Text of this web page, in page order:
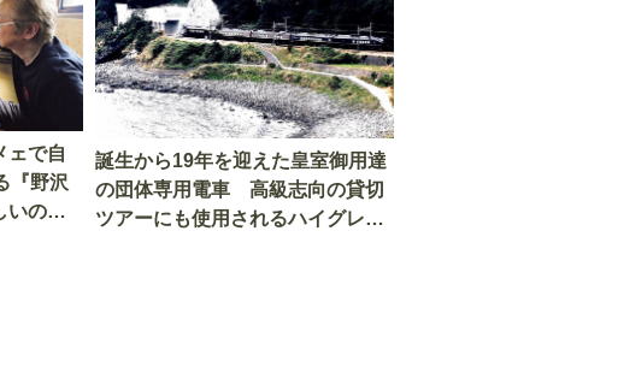
ェで自
『野沢
いの
誕生から19年を迎えた皇室御用達
の団体専用電車 高級志向の貸切
ツアーにも使用されるハイグレー